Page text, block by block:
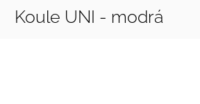
Koule UNI - modrá